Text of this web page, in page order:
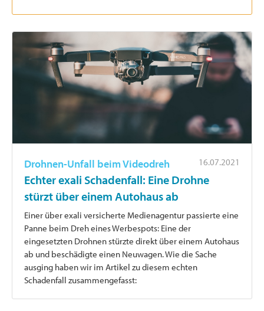
16.07.2021
Drohnen-Unfall beim Videodreh
Echter exali Schadenfall: Eine Drohne
stürzt über einem Autohaus ab
Einer über exali versicherte Medienagentur passierte eine
Panne beim Dreh eines Werbespots: Eine der
eingesetzten Drohnen stürzte direkt über einem Autohaus
ab und beschädigte einen Neuwagen. Wie die Sache
ausging haben wir im Artikel zu diesem echten
Schadenfall zusammengefasst: